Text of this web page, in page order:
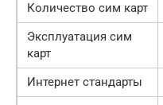
Количество сим карт
Эксплуатация сим
карт
Интернет стандарты